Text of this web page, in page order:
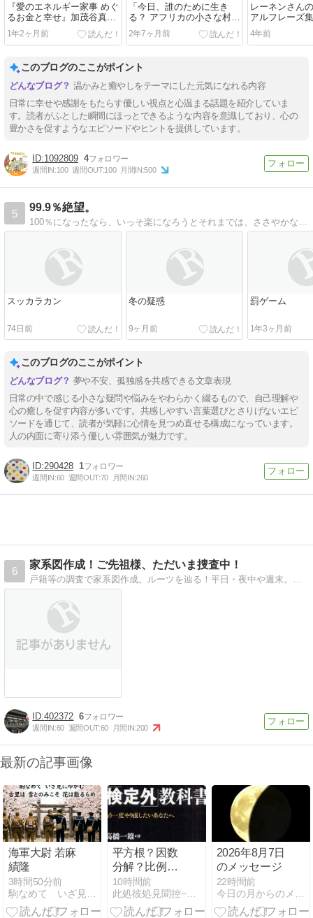
『愛のエネルギー家事 めぐ
るお金と幸せ』加茂谷真紀
さん―お金や物はあたたか
くめぐらす
1年2ヶ月前
「今日、誰のために生き
る？ アフリカの小さな村が
教えてくれた幸せがずっと
続く30の物語」ひすいこた
ろう×SHOGEN
2年7ヶ月前
レーネンさん
アルフレーズ
代に成功する
則」』
4年前
このブログのここがポイント
温かみと癒やしをテーマにした元気になれる内容
日常に幸せや感謝をもたらす優しい視点と心温まる話題を紹介していま
す。読者がふとした瞬間にほっとできるような内容を意識しており、心の
豊かさを促すようなエピソードやヒントを提供しています。
1092809 4
週間IN:100 週間OUT:100 月間IN:500
5
99.9％絶望。
スッカラカン
74日前
冬の疑惑
9ヶ月前
罰ゲーム
1年3ヶ月前
このブログのここがポイント
夢や不安、孤独感を共感できる文章表現
日常の中で感じる小さな疑問や悩みをやわらかく綴るもので、自己理解や
心の癒しを促す内容が多いです。共感しやすい言葉選びとさりげないエピ
ソードを通じて、読者が気軽に心情を見つめ直せる構成になっています。
人の内面に寄り添う優しい雰囲気が魅力です。
290428 1
週間IN:60 週間OUT:70 月間IN:260
6
家系図作成！ご先祖様、ただいま捜査中！
戸籍等の調査で家系図作成。ルーツを辿る！平日・夜中や週末。仕事の合間にせっせと作業を続けています。
402372 6
週間IN:60 週間OUT:60 月間IN:200
最新の記事画像
海軍大尉 若麻
績隆
3時間50分前
平方根？因数
分解？比例反
比例？…とい
うこと
10時間前
此処彼処見聞控−ここかしこみききのひかえ
2026年8月7日
のメッセージ
22時間前